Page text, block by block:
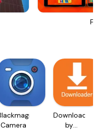
Camera
Downloader
by